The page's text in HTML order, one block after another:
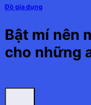
Đồ gia dụng
Bật mí nên
cho những